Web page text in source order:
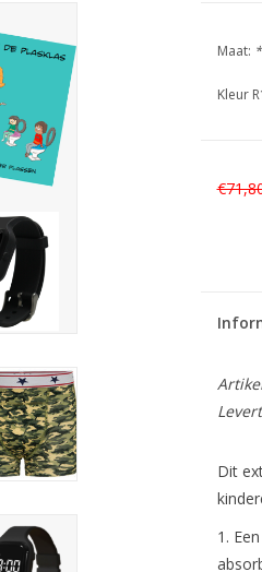
Maat: *
Kleur
Dit
1.